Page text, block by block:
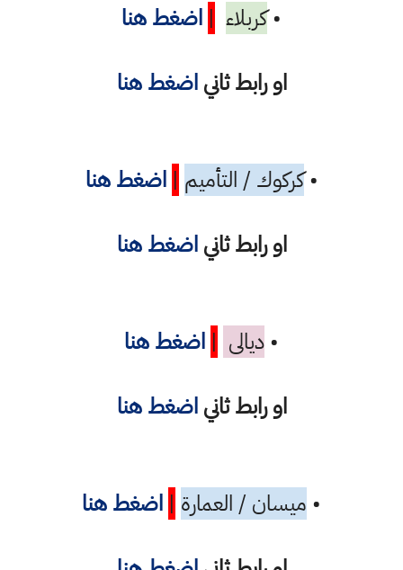
•كربلاء | اضغط هنا
او رابط ثانياضغط هنا
•كركوك / التأميم | اضغط هنا
او رابط ثانياضغط هنا
•ديالى | اضغط هنا
او رابط ثانياضغط هنا
• ميسان / العمارة | اضغط هنا